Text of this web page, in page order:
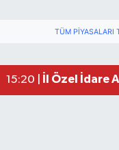
TÜM PIYASALARI
15:20 |
İl Özel İdare